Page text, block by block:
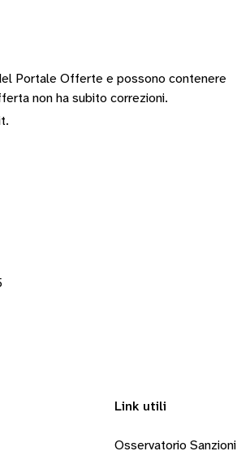
Portale Offerte e possono contenere
non ha subito correzioni.
.
Link utili
Osservatorio Sanzioni